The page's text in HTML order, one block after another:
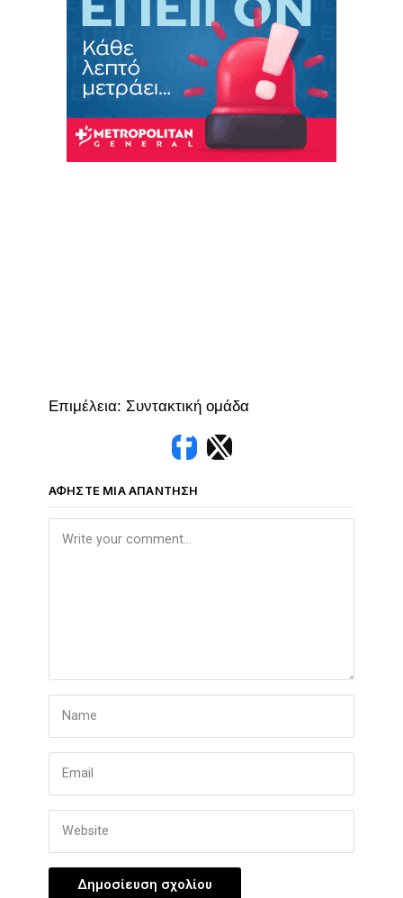
Επιμέλεια: Συντακτική ομάδα
ΑΦΉΣΤΕ ΜΙΑ ΑΠΆΝΤΗΣΗ